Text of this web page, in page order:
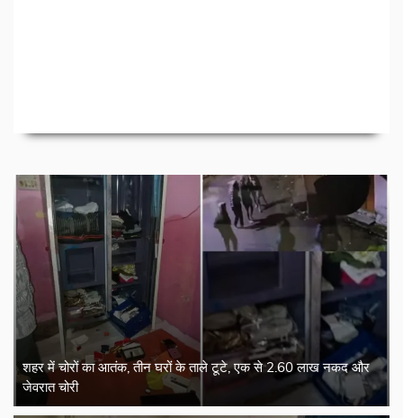
शहर में चोरों का आतंक, तीन घरों के ताले टूटे, एक से 2.60 लाख नकद और
जेवरात चोरी